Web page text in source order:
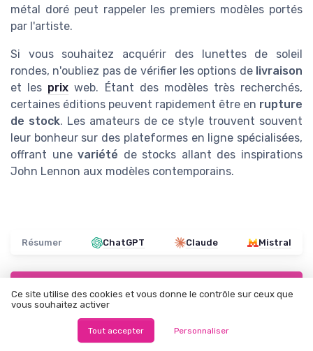
métal doré peut rappeler les premiers modèles portés
par l'artiste.
Si vous souhaitez acquérir des lunettes de soleil
rondes, n'oubliez pas de vérifier les options de livraison
et les prix web. Étant des modèles très recherchés,
certaines éditions peuvent rapidement être en rupture
de stock. Les amateurs de ce style trouvent souvent
leur bonheur sur des plateformes en ligne spécialisées,
offrant unevariété de stocks allant des inspirations
John Lennon aux modèles contemporains.
Résumer ChatGPT Claude Mistral
Recevez les dernières actualités de
Lunettes de soleil Femme
Ce site utilise des cookies et vous donne le contrôle sur ceux que
vous souhaitez activer
Tout accepter Personnaliser